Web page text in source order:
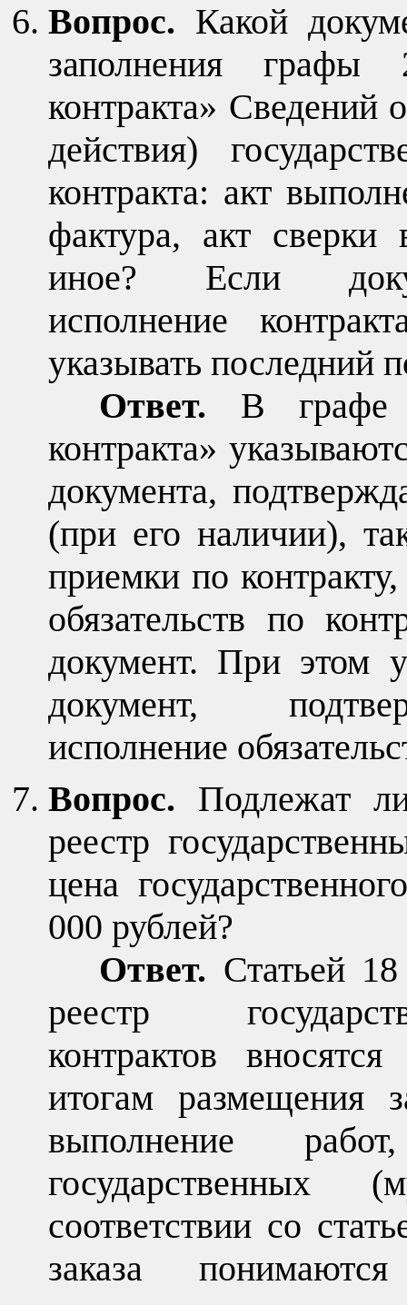
Вопрос. Какой
заполнения
контракта» Сведений
действия)
контракта: акт
фактура, акт сверки
иное? Если
исполнение
указывать последний
Ответ. В графе
контракта»
документа,
(при его наличии),
приемки по
обязательств по
документ. При этом
документ,
исполнение
Вопрос. Подлежат
реестр
цена
000 рублей?
Ответ. Статьей
реестр
контрактов
итогам размещения
выполнение
соответствии со
заказа